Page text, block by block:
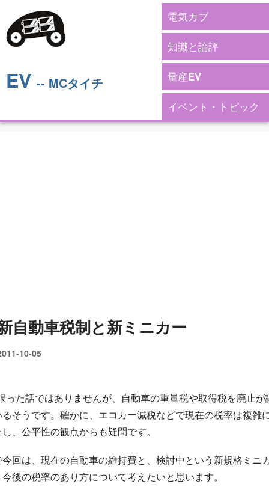
EV -- MCタイチ
電気カブ
知識と論評
量産EV
イベント・トピック
自動車税制と新ミニカー
10-05
った話ではありませんが、自動車の重量税や取得税を廃止が
そうです。確かに、エコカー減税などで現在の税率は複雑
、公平性の観点からも疑問です。
回は、現在の自動車の維持費と、検討中という新規格ミニ
後の税率のあり方について考えたいと思います。